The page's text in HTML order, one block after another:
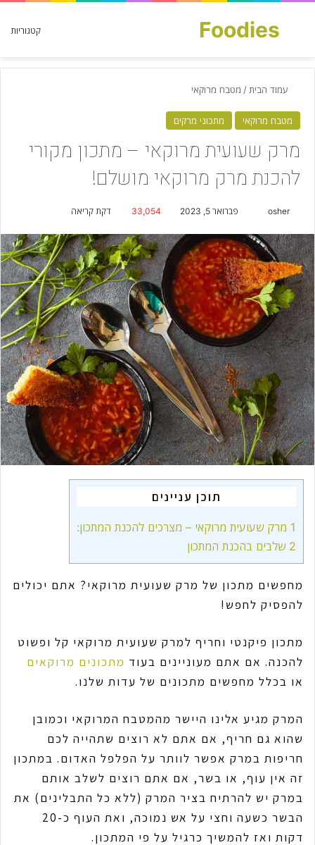
קטגוריות Foodies
חפש עבור
עמוד הבית / מטבח מרוקאי
מטבח מרוקאי מתכוני מרקים
מרק שעועית מרוקאי – מתכון מקורי
להכנת מרק מרוקאי מושלם!
osher
n
d
a
n
e
m
a
l
פברואר 5, 2023 33,054 דקת קריאה
תוכן עניינים
1 מרק שעועית מרוקאי – מצרכים להכנת המתכון:
2 שלבים בהכנת המתכון
מחפשים מתכון של מרק שעועית מרוקאי? אתם יכולים
להפסיק לחפש!
מתכון פיקנטי וחריף למרק שעועית מרוקאי קל ופשוט
להכנה. אם אתם מעוניינים בעוד מתכונים מרוקאים
או בכלל מחפשים מתכונים של עדות שלנו.
המרק מגיע אלינו היישר מהמטבח המרוקאי וכמובן
שהוא גם חריף, אם אתם לא רוצים שתהייה לכם
חריפות במרק אפשר לוותר על הפלפל האדום. במתכון
זה אין עוף, או בשר, אם אתם רוצים לשלב אותם
במרק יש להרתיח בציר המרק (ללא כל התבלינים) את
הבשר כשעה וחצי על אש נמוכה, ואת העוף כ-20
דקות ואז להמשיך כרגיל על פי המתכון.